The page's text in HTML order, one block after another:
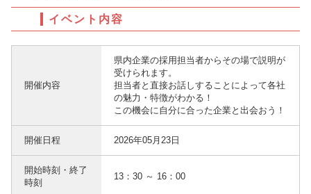
イベント内容
開催内容
県内企業の採用担当者からその場で説明が
受けられます。
担当者と直接お話しすることによって各社
の魅力・特徴がわかる！
この機会に自分に合った企業と出会おう！
開催日程 2026年05月23日
開始時刻・終了
時刻
13：30 ～ 16：00